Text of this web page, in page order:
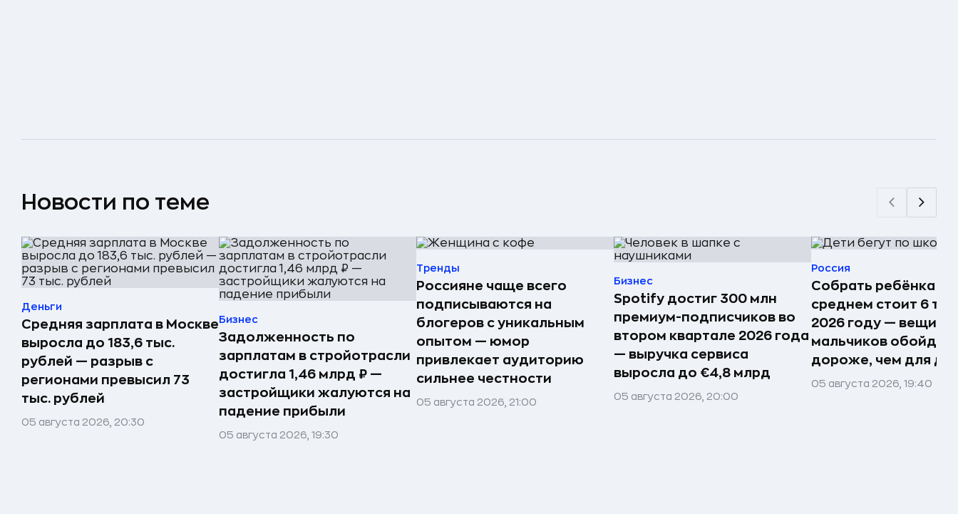
Новости по теме
Деньги
Средняя зарплата в Москве
выросла до 183,6 тыс.
рублей — разрыв с
регионами превысил 73
тыс. рублей
05 августа 2026, 20:30
Бизнес
Задолженность по
зарплатам в стройотрасли
достигла 1,46 млрд ₽ —
застройщики жалуются на
падение прибыли
05 августа 2026, 19:30
Тренды
Россияне чаще всего
подписываются на
блогеров с уникальным
опытом — юмор
привлекает аудиторию
сильнее честности
05 августа 2026, 21:00
Бизнес
Spotify достиг 300 млн
премиум-подписчиков во
втором квартале 2026 года
— выручка сервиса
выросла до €4,8 млрд
05 августа 2026, 20:00
Россия
Собрать ребёнка в
среднем стоит 6
2026 году — вещи
мальчиков
дороже, чем для
05 августа 2026, 19:40